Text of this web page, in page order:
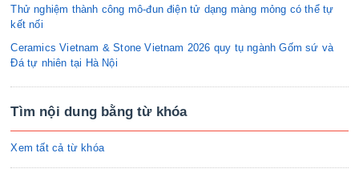
Thử nghiệm thành công mô-đun điện tử dạng màng mỏng có thể tự
kết nối
Ceramics Vietnam & Stone Vietnam 2026 quy tụ ngành Gốm sứ và
Đá tự nhiên tại Hà Nội
Tìm nội dung bằng từ khóa
Xem tất cả từ khóa